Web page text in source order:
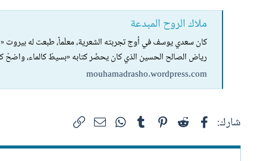
ملاك الروح المبدعة
كان سعدي يوسف في أوج تجربته الشعرية، معلّماً، طبعت له بيروت
رياض الصالح الحسين الذي كان يحضّر كتابه «بسيطٌ كالماء،
mouhamadrasho.wordpress.com
شارك: فيسبوكReddit
Pinterest
Tumblr
WhatsAppالبريد الإلكتروني